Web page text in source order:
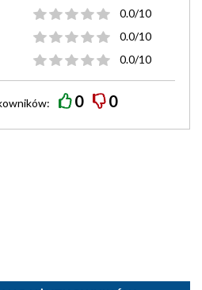
0.0/10
0.0/10
0.0/10
0 0